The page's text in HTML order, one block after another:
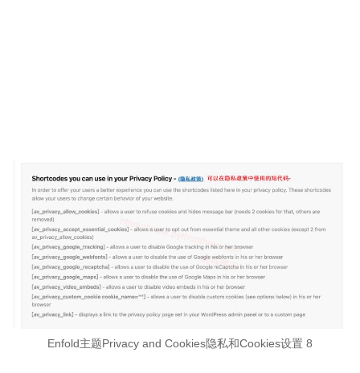
Enfold主题Privacy and Cookies隐私和Cookies设置 8